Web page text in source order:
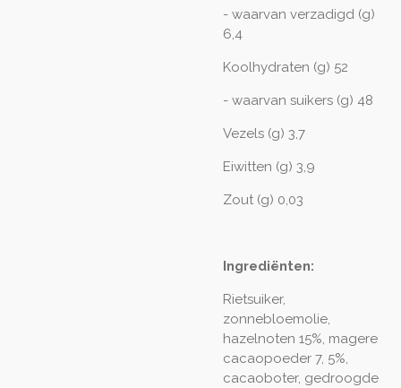
- waarvan verzadigd (g)
6,4
Koolhydraten (g) 52
- waarvan suikers (g) 48
Vezels (g) 3,7
Eiwitten (g) 3,9
Zout (g) 0,03
Ingrediënten:
Rietsuiker,
zonnebloemolie,
hazelnoten 15%, magere
cacaopoeder 7, 5%,
cacaoboter, gedroogde